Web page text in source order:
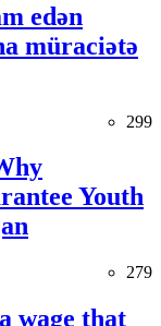
edən
müraciətə
299
Youth
279
wage that